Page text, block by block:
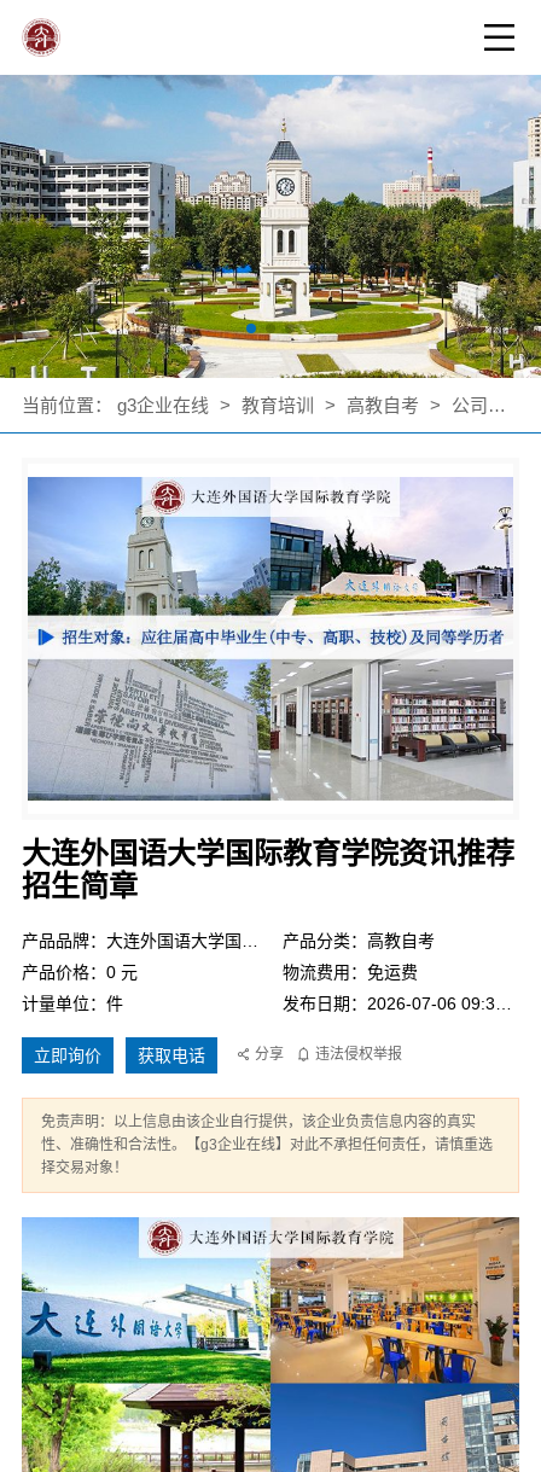
当前位置： g3企业在线 > 教育培训 > 高教自考 > 公司产品
大连外国语大学国际教育学院资讯推荐
招生简章
产品分类：高教自考
产品价格：0 元
物流费用：免运费
计量单位：件
立即询价 获取电话 分享 违法侵权举报
免责声明：以上信息由该企业自行提供，该企业负责信息内容的真实
性、准确性和合法性。【g3企业在线】对此不承担任何责任，请慎重选
择交易对象！